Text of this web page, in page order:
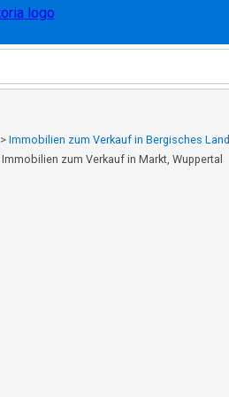
> Immobilien zum Verkauf in Bergisches Land
Immobilien zum Verkauf in Markt, Wuppertal